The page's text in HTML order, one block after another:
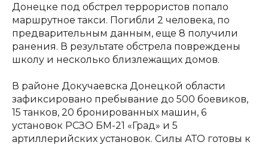
Донецке под обстрел террористов попало
маршрутное такси. Погибли 2 человека, по
предварительным данным, еще 8 получили
ранения. В результате обстрела повреждены
школу и несколько близлежащих домов.
В районе Докучаевска Донецкой области
зафиксировано пребывание до 500 боевиков,
15 танков, 20 бронированных машин, 6
установок РСЗО БМ-21 «Град» и 5
артиллерийских установок. Силы АТО готовы к